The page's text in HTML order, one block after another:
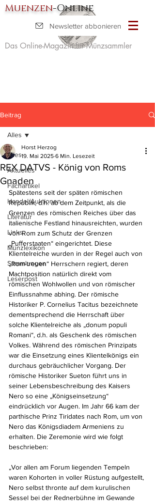
Muenzen-Online
Das Online-Magazin für Münzsammler
Newsletter abbonieren
Beitrag
Alles
Aktuelles
Fachartikel
Handel/Auktionen
Literatur
Links
Münzlexikon
Sammlungen
Leserpost
Alles
REX DATVS - König von Roms
Gnaden
Horst Herzog
19. Mai 2025 6 Min. Lesezeit
Spätestens seit der späten römischen
Republik, d.h. ab dem Zeitpunkt, als die
Grenzen des römischen Reiches über das
italienische Festland hinausreichten, wurden
von Rom zum Schutz der Grenzen
„Puﬀerstaaten“ eingerichtet. Diese
Klientelreiche wurden in der Regel auch von
„Rom-treuen“ Herrschern regiert, deren
Machtposition natürlich direkt vom
römischen Wohlwollen und von römischer
Einflussnahme abhing. Der römische
Historiker P. Cornelius Tacitus bezeichnete
dementsprechend die Herrschaft über
solche Klientelreiche als „donum populi
Romani“, d.h. als Geschenk des römischen
Volkes. Während des römischen Prinzipats
war die Einsetzung eines Klientelkönigs ein
durchaus gebräuchlicher Vorgang. Der
römische Historiker Sueton führt uns in
seiner Lebensbeschreibung des Kaisers
Nero so eine „Königseinsetzung“
eindrücklich vor Augen. Im Jahr 66 kam der
parthische Prinz Tiridates nach Rom, um von
Nero das Königsdiadem Armeniens zu
erhalten. Die Zeremonie wird wie folgt
beschrieben:
„Vor allen am Forum liegenden Tempeln
waren Kohorten in voller Rüstung aufgestellt,
Nero selbst thronte auf dem kurulischen
Sessel bei der Rednerbühne im Gewande